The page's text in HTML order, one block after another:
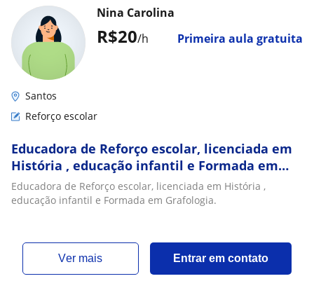
R$20/h Primeira aula gratuita
Nina Carolina
Santos
Reforço escolar
Educadora de Reforço escolar, licenciada em
História , educação infantil e Formada em
Grafologia
Educadora de Reforço escolar, licenciada em História ,
educação infantil e Formada em Grafologia.
ver mais Entrar em contato